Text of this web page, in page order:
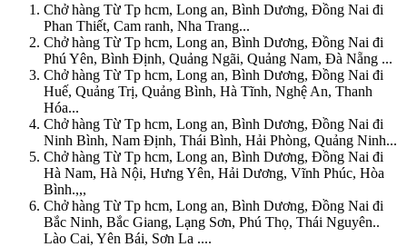
Chở hàng Từ Tp hcm, Long an, Bình Dương, Đồng Nai đi
Phan Thiết, Cam ranh, Nha Trang...
Chở hàng Từ Tp hcm, Long an, Bình Dương, Đồng Nai đi
Phú Yên, Bình Định, Quảng Ngãi, Quảng Nam, Đà Nẵng ...
Chở hàng Từ Tp hcm, Long an, Bình Dương, Đồng Nai đi
Huế, Quảng Trị, Quảng Bình, Hà Tĩnh, Nghệ An, Thanh
Hóa...
Chở hàng Từ Tp hcm, Long an, Bình Dương, Đồng Nai đi
Ninh Bình, Nam Định, Thái Bình, Hải Phòng, Quảng Ninh...
Chở hàng Từ Tp hcm, Long an, Bình Dương, Đồng Nai đi
Hà Nam, Hà Nội, Hưng Yên, Hải Dương, Vĩnh Phúc, Hòa
Bình.,,,
Chở hàng Từ Tp hcm, Long an, Bình Dương, Đồng Nai đi
Bắc Ninh, Bắc Giang, Lạng Sơn, Phú Thọ, Thái Nguyên..
Lào Cai, Yên Bái, Sơn La ....